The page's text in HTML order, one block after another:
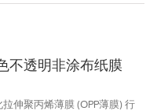
不透明非涂布纸膜
伸聚丙烯薄膜 (OPP薄膜) 行